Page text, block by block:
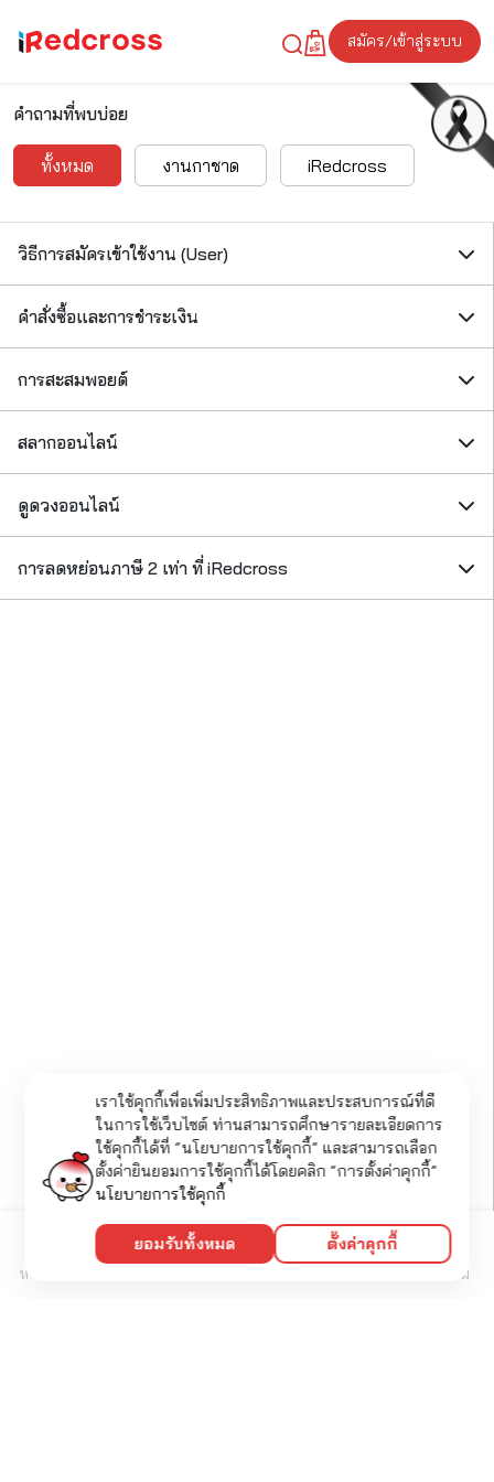
สมัคร/เข้าสู่ระบบ
คำถามที่พบบ่อย
ทั้งหมด งานกาชาด iRedcross
วิธีการสมัครเข้าใช้งาน (User)
คำสั่งซื้อและการชำระเงิน
การสะสมพอยต์
สลากออนไลน์
ดูดวงออนไลน์
การลดหย่อนภาษี 2 เท่า ที่ iRedcross
หน้าหลัก เพิ่มเติม
เราใช้คุกกี้เพื่อเพิ่มประสิทธิภาพและประสบการณ์ที่ดี
ในการใช้เว็บไซต์ ท่านสามารถศึกษารายละเอียดการ
ใช้คุกกี้ได้ที่ “นโยบายการใช้คุกกี้” และสามารถเลือก
ตั้งค่ายินยอมการใช้คุกกี้ได้โดยคลิก “การตั้งค่าคุกกี้”
นโยบายการใช้คุกกี้
ยอมรับทั้งหมด ตั้งค่าคุกกี้